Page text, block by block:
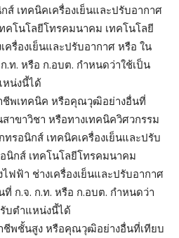
ส์ เทคนิคเครื่องเย็นและปรับอากาศ
คโนโลยีโทรคมนาคม เทคโนโลยี
ครื่องเย็นและปรับอากาศ หรือ ใน
.ท. หรือ ก.อบต. กำหนดว่าใช้เป็น
น่งนี้ได้
ชีพเทคนิค หรือคุณวุฒิอย่างอื่นที่
าขาวิชา หรือทางเทคนิควิศวกรรม
รอนิกส์ เทคนิคเครื่องเย็นและปรับ
นิกส์ เทคโนโลยีโทรคมนาคม
ฟฟ้า ช่างเครื่องเย็นและปรับอากาศ
ก.จ. ก.ท. หรือ ก.อบต. กำหนดว่า
บตำแหน่งนี้ได้
ชีพชั้นสูง หรือคุณวุฒิอย่างอื่นที่เทียบ